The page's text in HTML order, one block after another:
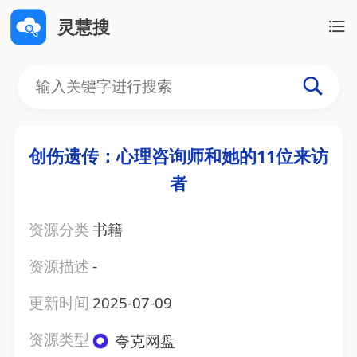
灵慧搜
创伤遗传：心理咨询师和她的11位来访
者
资源分类书籍
资源描述-
更新时间 2025-07-09
资源类型
夸克网盘